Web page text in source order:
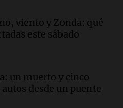
Privada: el revés
una debilidad
prepara para una
viento y Zonda: qué
este sábado
un muerto y cinco
desde un puente